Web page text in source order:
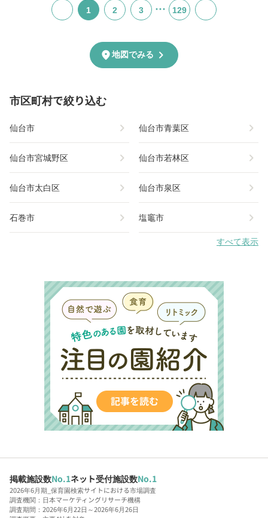
1 2 3 … 129
location_on地図でみる chevron_right
市区町村で絞り込む
仙台市 chevron_right 仙台市青葉区 chevron_right
仙台市宮城野区 chevron_right 仙台市若林区 chevron_right
仙台市太白区 chevron_right 仙台市泉区 chevron_right
石巻市 chevron_right 塩竈市 chevron_right
すべて表示
掲載施設数No.1ネット受付施設数No.1
2026年6月期_保育園検索サイトにおける市場調査
調査機関：日本マーケティングリサーチ機構
調査期間：2026年6月22日～2026年6月26日